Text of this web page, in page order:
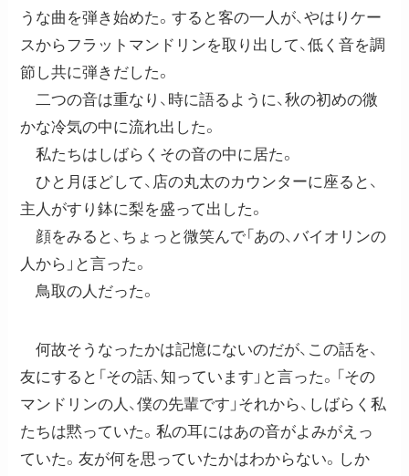
うな曲を弾き始めた。すると客の一人が、やはりケー
スからフラットマンドリンを取り出して、低く音を調
節し共に弾きだした。
二つの音は重なり、時に語るように、秋の初めの微
かな冷気の中に流れ出した。
私たちはしばらくその音の中に居た。
ひと月ほどして、店の丸太のカウンターに座ると、
主人がすり鉢に梨を盛って出した。
顔をみると、ちょっと微笑んで「あの、バイオリンの
人から」と言った。
鳥取の人だった。
何故そうなったかは記憶にないのだが、この話を、
友にすると「その話、知っています」と言った。「その
マンドリンの人、僕の先輩です」それから、しばらく私
たちは黙っていた。私の耳にはあの音がよみがえっ
ていた。友が何を思っていたかはわからない。しか